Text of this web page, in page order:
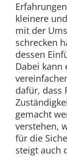
kleinere
mit der
schrecken
dessen
Dabei kann
dafür, dass
gemacht
verstehen,
für die
steigt auch